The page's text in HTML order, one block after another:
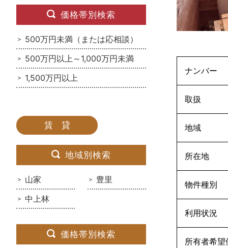
ナンバー
取扱
地域
所在地
物件種別
利用状況
所有者希望
価格帯別検索
500万円未満（または応相談）
500万円以上～1,000万円未満
1,500万円以上
賃 貸
地域別検索
山家
豊里
中上林
価格帯別検索